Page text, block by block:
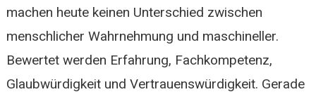
machen heute keinen Unterschied zwischen
menschlicher Wahrnehmung und maschineller.
Bewertet werden Erfahrung, Fachkompetenz,
Glaubwürdigkeit und Vertrauenswürdigkeit. Gerade